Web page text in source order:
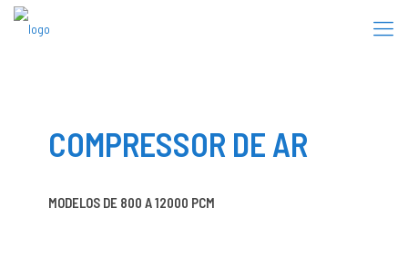
COMPRESSOR DE AR
MODELOS DE 800 A 12000 PCM